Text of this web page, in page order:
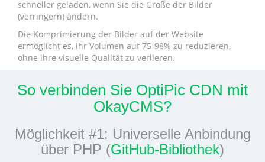
schneller geladen, wenn Sie die Größe der Bilder
(verringern) ändern.
Die Komprimierung der Bilder auf der Website
ermöglicht es, ihr Volumen auf 75-98% zu reduzieren,
ohne ihre visuelle Qualität zu verlieren.
So verbinden Sie OptiPic CDN mit
OkayCMS?
Möglichkeit #1: Universelle Anbindung
über PHP (GitHub-Bibliothek)